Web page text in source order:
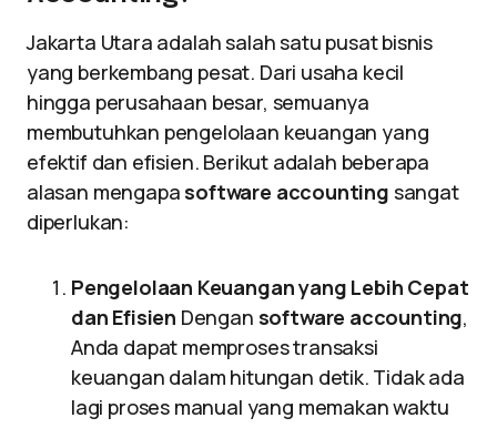
Jakarta Utara adalah salah satu pusat bisnis
yang berkembang pesat. Dari usaha kecil
hingga perusahaan besar, semuanya
membutuhkan pengelolaan keuangan yang
efektif dan efisien. Berikut adalah beberapa
alasan mengapa software accounting sangat
diperlukan:
Pengelolaan Keuangan yang Lebih Cepat
dan Efisien Dengan software accounting,
Anda dapat memproses transaksi
keuangan dalam hitungan detik. Tidak ada
lagi proses manual yang memakan waktu